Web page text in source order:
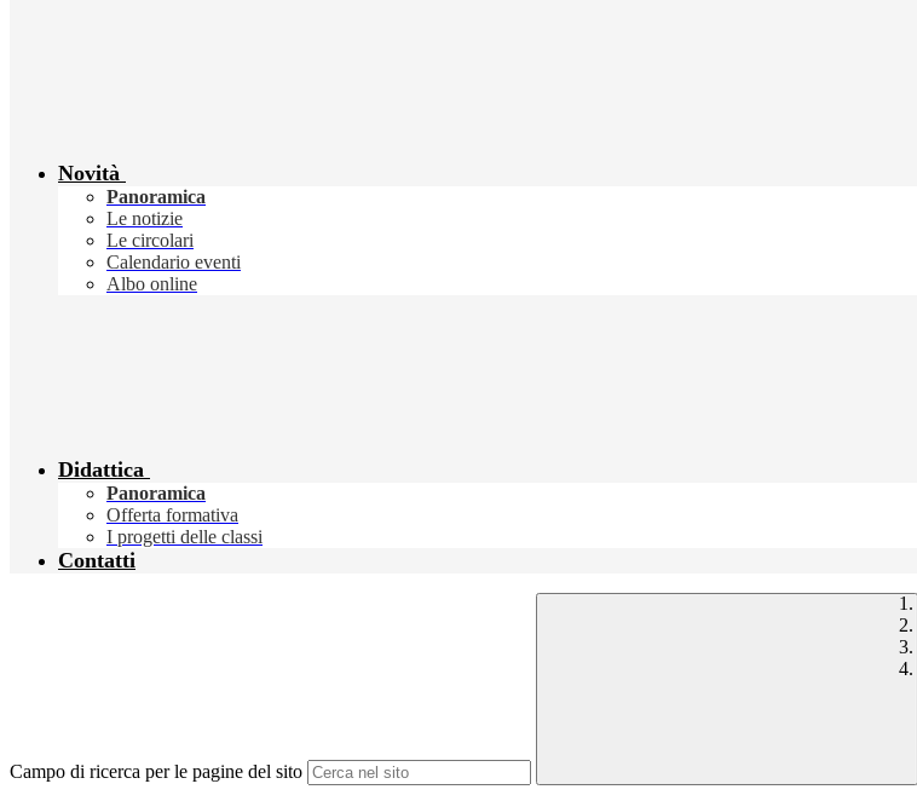
Novità
Panoramica
Le notizie
Le circolari
Calendario eventi
Albo online
Didattica
Panoramica
Offerta formativa
I progetti delle classi
Contatti
Campo di ricerca per le pagine del sito